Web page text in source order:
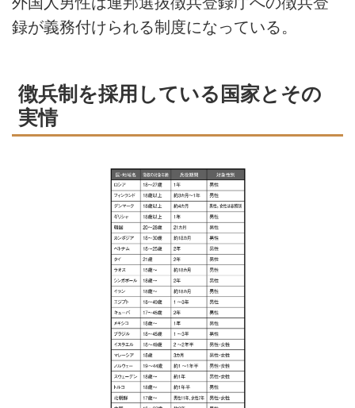
録が義務付けられる制度になっている。
徴兵制を採用している国家とその
実情